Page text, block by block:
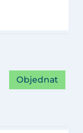
Objednat